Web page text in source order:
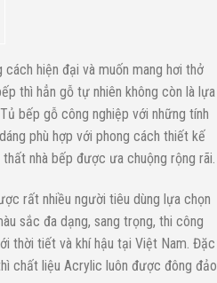
hiện đại và muốn mang hơi thở
thì hẳn gỗ tự nhiên không còn là lựa
bếp gỗ công nghiệp với những tính
phù hợp với phong cách thiết kế
nhà bếp được ưa chuộng rộng rãi.
rất nhiều người tiêu dùng lựa chọn
sắc đa dạng, sang trọng, thi công
thời tiết và khí hậu tại Việt Nam. Đặc
chất liệu Acrylic luôn được đông đảo